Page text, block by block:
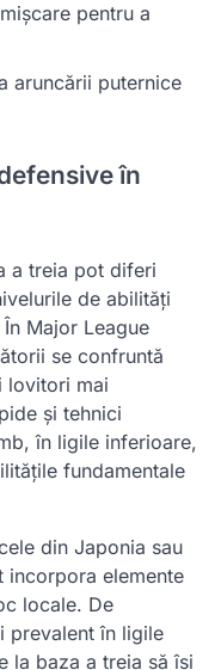
pentru a
aruncării puternice
în
a treia pot diferi
de abilități
Major League
se confruntă
lovitori mai
și tehnici
în ligile inferioare,
fundamentale
din Japonia sau
incorpora elemente
locale. De
prevalent în ligile
la baza a treia să își